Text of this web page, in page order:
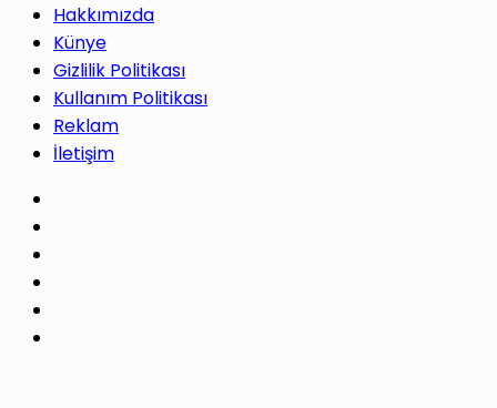
Hakkımızda
Künye
Gizlilik Politikası
Kullanım Politikası
Reklam
İletişim